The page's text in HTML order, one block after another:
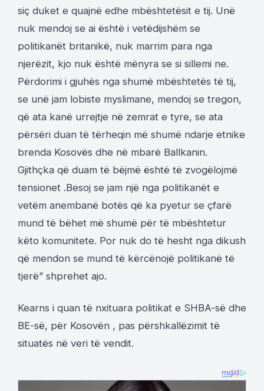
siç duket e quajnë edhe mbështetësit e tij. Unë
nuk mendoj se ai është i vetëdijshëm se
politikanët britanikë, nuk marrim para nga
njerëzit, kjo nuk është mënyra se si sillemi ne.
Përdorimi i gjuhës nga shumë mbështetës të tij,
se unë jam lobiste myslimane, mendoj se tregon,
që ata kanë urrejtje në zemrat e tyre, se ata
përsëri duan të tërheqin më shumë ndarje etnike
brenda Kosovës dhe në mbarë Ballkanin.
Gjithçka që duam të bëjmë është të zvogëlojmë
tensionet .Besoj se jam një nga politikanët e
vetëm anembanë botës që ka pyetur se çfarë
mund të bëhet më shumë për të mbështetur
këto komunitete. Por nuk do të hesht nga dikush
që mendon se mund të kërcënojë politikanë të
tjerë” shprehet ajo.
Kearns i quan të nxituara politikat e SHBA-së dhe
BE-së, për Kosovën , pas përshkallëzimit të
situatës në veri të vendit.